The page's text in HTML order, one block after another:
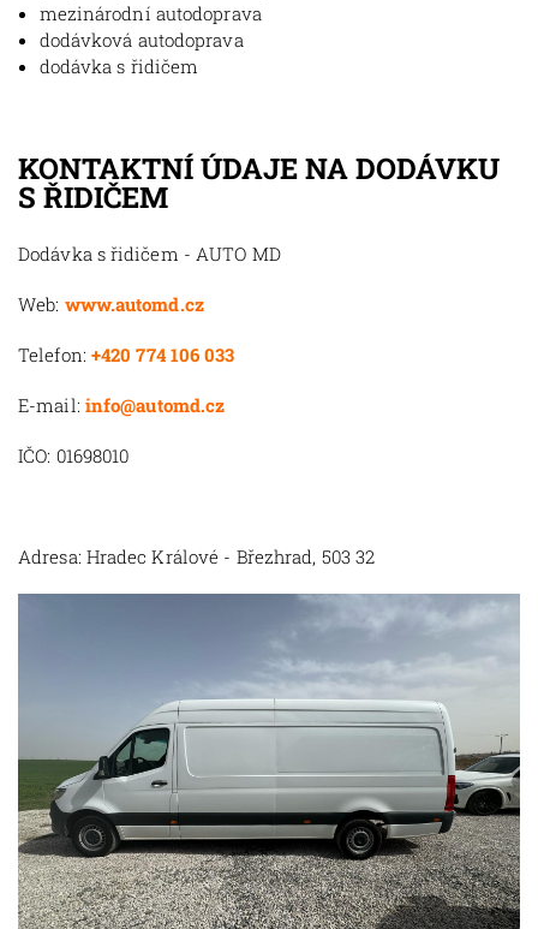
mezinárodní autodoprava
dodávková autodoprava
dodávka s řidičem
KONTAKTNÍ ÚDAJE NA DODÁVKU
S ŘIDIČEM
Dodávka s řidičem - AUTO MD
Web: www.automd.cz
Telefon: +420 774 106 033
E-mail: info@automd.cz
IČO: 01698010
Adresa: Hradec Králové - Březhrad, 503 32